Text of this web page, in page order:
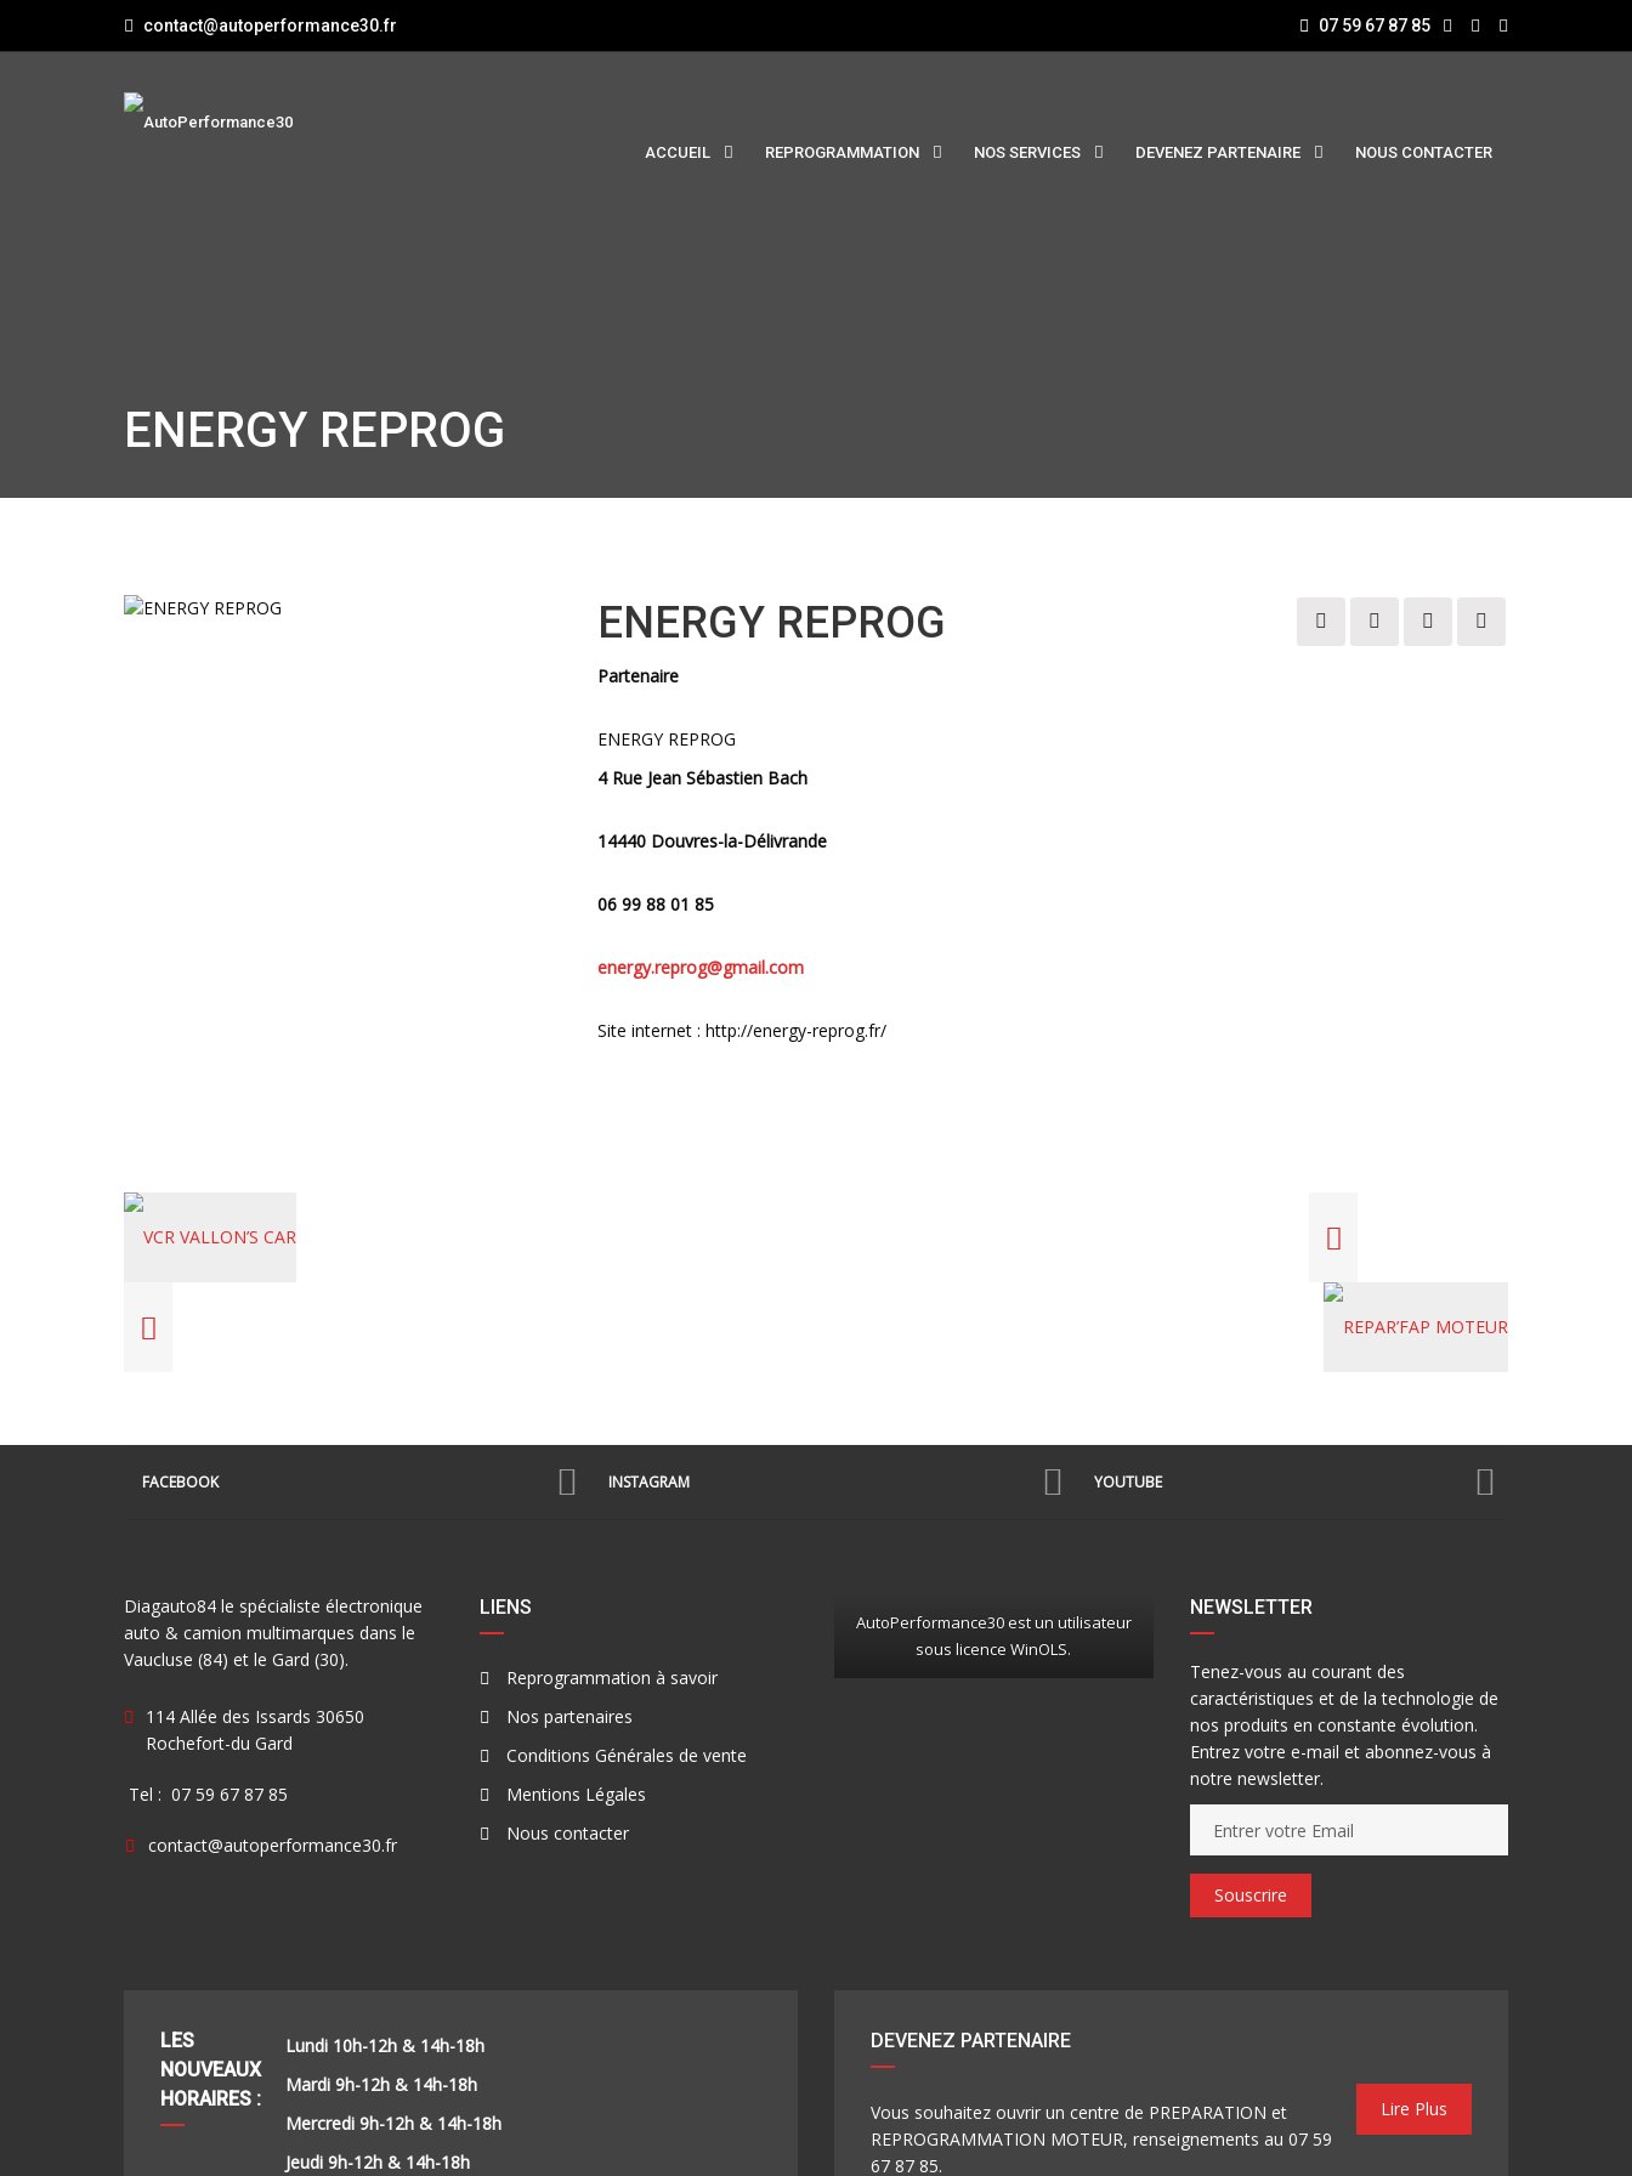
contact@autoperformance30.fr 07 59 67 87 85
ACCUEIL REPROGRAMMATION NOS SERVICES DEVENEZ PARTENAIRE NOUS CONTACTER
ENERGY REPROG
ENERGY REPROG
Partenaire
ENERGY REPROG
4 Rue Jean Sébastien Bach
14440 Douvres-la-Délivrande
06 99 88 01 85
energy.reprog@gmail.com
Site internet : http://energy-reprog.fr/
FACEBOOK INSTAGRAM YOUTUBE
Diagauto84 le spécialiste électronique
auto & camion multimarques dans le
Vaucluse (84) et le Gard (30).
114 Allée des Issards 30650
Rochefort-du Gard
Tel : 07 59 67 87 85
contact@autoperformance30.fr
LIENS
Reprogrammation à savoir
Nos partenaires
Conditions Générales de vente
Mentions Légales
Nous contacter
AutoPerformance30 est un utilisateur
sous licence WinOLS.
NEWSLETTER
Tenez-vous au courant des
caractéristiques et de la technologie de
nos produits en constante évolution.
Entrez votre e-mail et abonnez-vous à
notre newsletter.
Souscrire
LES
NOUVEAUX
HORAIRES :
Lundi 10h-12h & 14h-18h
Mardi 9h-12h & 14h-18h
Mercredi 9h-12h & 14h-18h
Jeudi 9h-12h & 14h-18h
DEVENEZ PARTENAIRE
Vous souhaitez ouvrir un centre de PREPARATION et
REPROGRAMMATION MOTEUR, renseignements au 07 59
67 87 85.
Lire Plus